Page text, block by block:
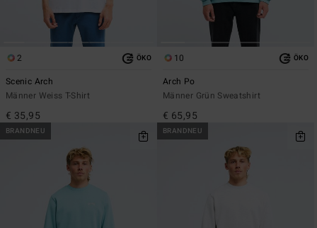
2 ÖKO
Scenic Arch
Männer Weiss T-Shirt
€ 35,95
10 ÖKO
Arch Po
Männer Grün Sweatshirt
€ 65,95
BRANDNEU BRANDNEU